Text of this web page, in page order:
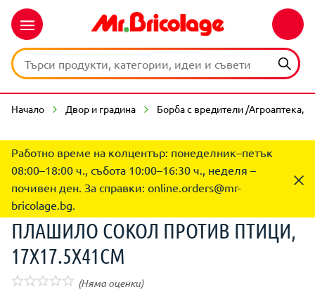
Начало Двор и градина Борба с вредители /
Работно време на колцентър: понеделник–петък
08:00–18:00 ч., събота 10:00–16:30 ч., неделя –
почивен ден. За справки: online.orders@mr-
bricolage.bg.
ПЛАШИЛО СОКОЛ ПРОТИВ ПТИЦИ,
17Х17.5Х41CM
(Няма оценки)